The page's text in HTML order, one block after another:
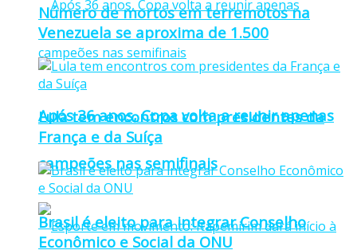
Após 36 anos, Copa volta a reunir apenas
campeões nas semifinais
Número de mortos em terremotos na
Venezuela se aproxima de 1.500
Lula tem encontros com presidentes da
França e da Suíça
Brasil é eleito para integrar Conselho
Econômico e Social da ONU